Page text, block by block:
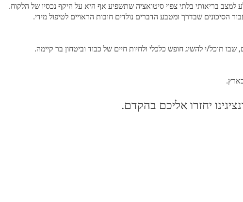
בריאותי בלתי צפוי סיטואציה שתשפיע אף היא על היקף נכסיו של הלקוח.
הסיכונים שבדרך ומטבע הדברים נולדים חובות הראויים לטיפול מידי.
תוכל/י להשיג חופש כלכלי ולחיות חיים של כבוד וביטחון בר קיימה.
יחזרו אליכם בהקדם.